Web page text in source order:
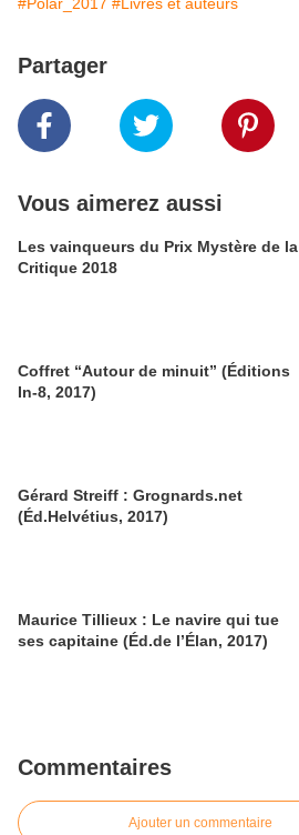
Partager
Vous aimerez aussi
Les vainqueurs du Prix Mystère de la
Critique 2018
Coffret “Autour de minuit” (Éditions
In-8, 2017)
Gérard Streiff : Grognards.net
(Éd.Helvétius, 2017)
Maurice Tillieux : Le navire qui tue
ses capitaine (Éd.de l’Élan, 2017)
Commentaires
Ajouter un commentaire